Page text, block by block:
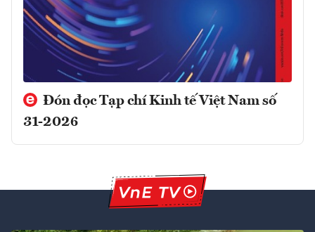
Đón đọc Tạp chí Kinh tế Việt Nam số
31-2026